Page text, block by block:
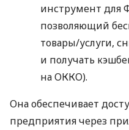
инструмент для
позволяющий
товары/услуги,
и получать
на ОККО).
Она обеспечивает
предприятия через